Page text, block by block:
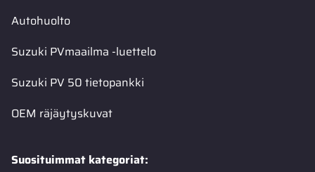
Autohuolto
Suzuki PVmaailma -luettelo
Suzuki PV 50 tietopankki
OEM räjäytyskuvat
Suosituimmat kategoriat: